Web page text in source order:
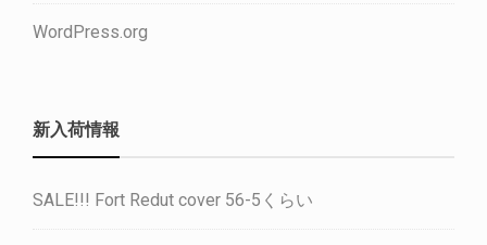
WordPress.org
新入荷情報
SALE!!! Fort Redut cover 56-5くらい